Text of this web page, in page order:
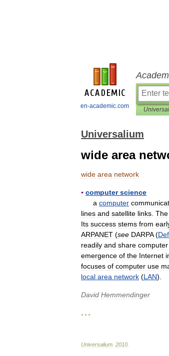
en-academic.com
Universalium
wide area
wide area network
▪ computer science
a computer
lines and satellite links The
Its success stems from
ARPANET (see DARPA(
readily and share computer
emergence of the Internet
focuses of computer use
local area network (LAN).
David Hemmendinger
* * *
Universalium 2010